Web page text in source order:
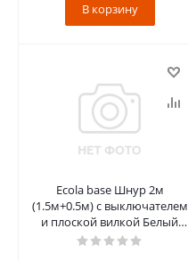
В корзину
Ecola base Шнур 2м
(1.5м+0.5м) с выключателем
и плоской вилкой Белый
сечение 0.75mm 6А 230V